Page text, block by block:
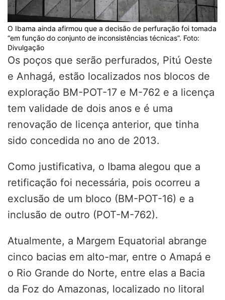
O Ibama ainda afirmou que a decisão de perfuração foi tomada
“em função do conjunto de inconsistências técnicas”. Foto:
Divulgação
Os poços que serão perfurados, Pitú Oeste
e Anhagá, estão localizados nos blocos de
exploração BM-POT-17 e M-762 e a licença
tem validade de dois anos e é uma
renovação de licença anterior, que tinha
sido concedida no ano de 2013.
Como justificativa, o Ibama alegou que a
retificação foi necessária, pois ocorreu a
exclusão de um bloco (BM-POT-16) e a
inclusão de outro (POT-M-762).
Atualmente, a Margem Equatorial abrange
cinco bacias em alto-mar, entre o Amapá e
o Rio Grande do Norte, entre elas a Bacia
da Foz do Amazonas, localizado no litoral